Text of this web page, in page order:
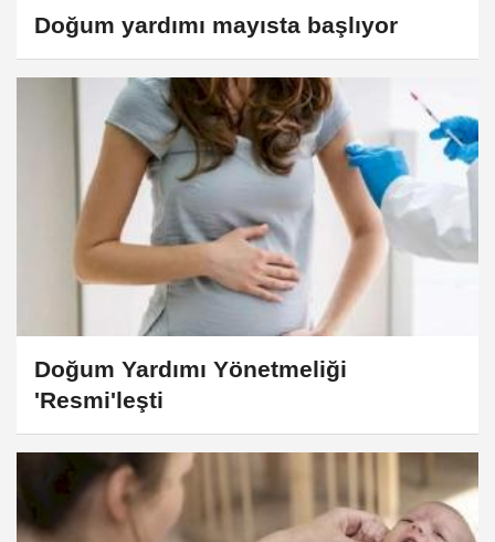
Doğum yardımı mayısta başlıyor
Doğum Yardımı Yönetmeliği
'Resmi'leşti